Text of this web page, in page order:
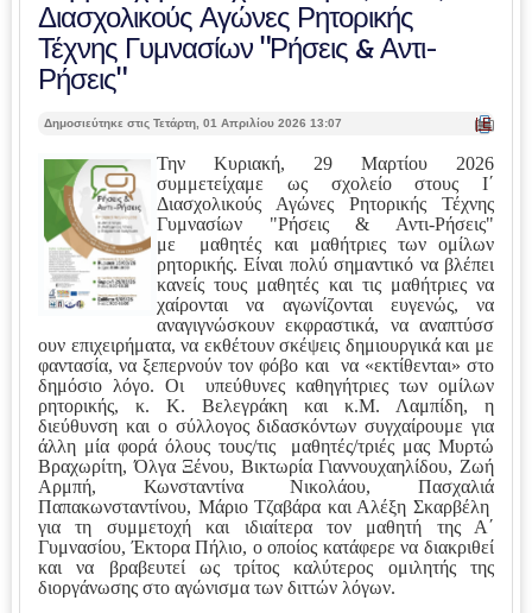
Διασχολικούς Αγώνες Ρητορικής
Τέχνης Γυμνασίων "Ρήσεις & Αντι-
Ρήσεις"
| Ε
ύπ
ωσ
η |
Δημοσιεύτηκε στις Τετάρτη, 01 Απριλίου 2026 13:07
Την Κυριακή, 29 Μαρτίου 2026
συμμετείχαμε ως σχολείο στους Ι΄
Διασχολικούς Αγώνες Ρητορικής Τέχνης
Γυμνασίων "Ρήσεις & Αντι-Ρήσεις"
με μαθητές και μαθήτριες των ομίλων
ρητορικής. Είναι πολύ σημαντικό να βλέπει
κανείς τους μαθητές και τις μαθήτριες να
χαίρονται να αγωνίζονται ευγενώς, να
αναγιγνώσκουν εκφραστικά, να αναπτύσσ
ουν επιχειρήματα, να εκθέτουν σκέψεις δημιουργικά και με
φαντασία, να ξεπερνούν τον φόβο και να «εκτίθενται» στο
δημόσιο λόγο. Οι υπεύθυνες καθηγήτριες των ομίλων
ρητορικής, κ. Κ. Βελεγράκη και κ.Μ. Λαμπίδη, η
διεύθυνση και ο σύλλογος διδασκόντων συγχαίρουμε για
άλλη μία φορά όλους τους/τις μαθητές/τριές μας Μυρτώ
Βραχωρίτη, Όλγα Ξένου, Βικτωρία Γιαννουχαηλίδου, Ζωή
Αρμπή, Κωνσταντίνα Νικολάου, Πασχαλιά
Παπακωνσταντίνου, Μάριο Τζαβάρα και Αλέξη Σκαρβέλη
για τη συμμετοχή και ιδιαίτερα τον μαθητή της Α΄
Γυμνασίου, Έκτορα Πήλιο, ο οποίος κατάφερε να διακριθεί
και να βραβευτεί ως τρίτος καλύτερος ομιλητής της
διοργάνωσης στο αγώνισμα των διττών λόγων.